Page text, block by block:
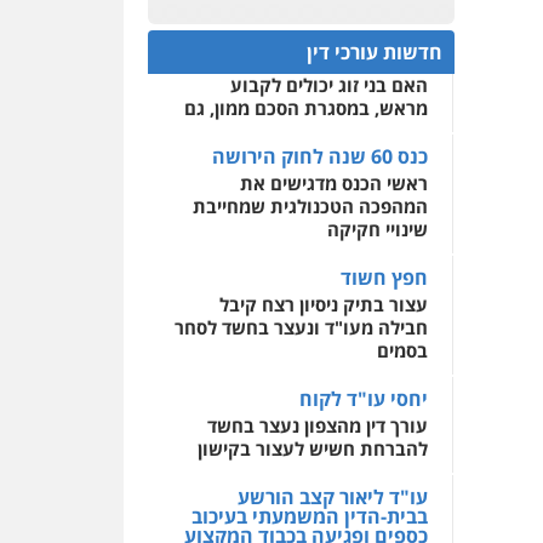
פלילי פשיעה חמורה
צווארון לבן
וחקירות
0502228917
עו"ד מוחמד סביחאת
פלילי תעבורה פשיעה
כלכלית
0525077716
עו"ד יניב זוסמן
פלילי כלכלי פשיעה
חמורה מעצרים וחקירות
0525199949
עו"ד אמיר נאטור
פלילי פשיעה חמורה
צווארון לבן מעצרים
0543326767
0522508109
אחסון אתרים
מהירות הגנה גיבוי
לעורכי דין
מרכז התחלה חדשה
שירותים מקצועיים לעורכי
דין
0544500346
חדשות עורכי דין
המתח שבין חוק יחסי ממון
לבין חוק הירושה
האם בני זוג יכולים לקבוע
מראש, במסגרת הסכם ממון, גם
כנס 60 שנה לחוק הירושה
ראשי הכנס מדגישים את
המהפכה הטכנולגית שמחייבת
שינויי חקיקה
חפץ חשוד
עצור בתיק ניסיון רצח קיבל
חבילה מעו"ד ונעצר בחשד לסחר
בסמים
יחסי עו"ד לקוח
עורך דין מהצפון נעצר בחשד
להברחת חשיש לעצור בקישון
עו"ד ליאור קצב הורשע
בבית-הדין המשמעתי בעיכוב
כספים ופגיעה בכבוד המקצוע